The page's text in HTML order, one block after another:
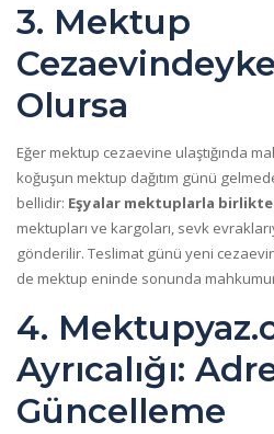
3. Mektup
Olursa
Eğer mektup cezaevine ulaştığında
koğuşun mektup dağıtım günü
bellidir: Eşyalar mektuplarla
mektupları ve kargoları, sevk
gönderilir. Teslimat günü yeni
de mektup eninde sonunda
4.
Ayrıcalığı:
Güncelleme